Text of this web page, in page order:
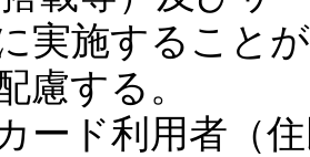
実施すること
慮する。
ード利用者（